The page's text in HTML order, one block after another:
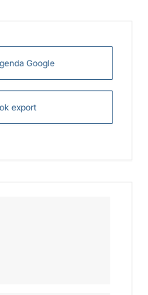
Google
export